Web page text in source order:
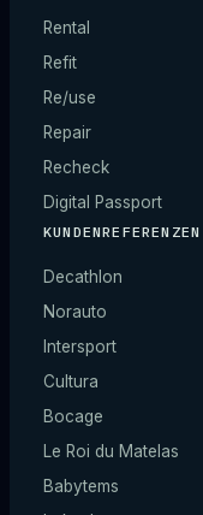
Rental
Refit
Re/use
Repair
Recheck
Digital Passport
KUNDENREFERENZEN
Decathlon
Norauto
Intersport
Cultura
Bocage
Le Roi du Matelas
Babytems